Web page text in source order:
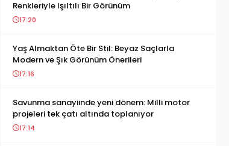
Renkleriyle Işıltılı Bir Görünüm
17:20
Yaş Almaktan Öte Bir Stil: Beyaz Saçlarla
Modern ve Şık Görünüm Önerileri
17:16
Savunma sanayiinde yeni dönem: Milli motor
projeleri tek çatı altında toplanıyor
17:14